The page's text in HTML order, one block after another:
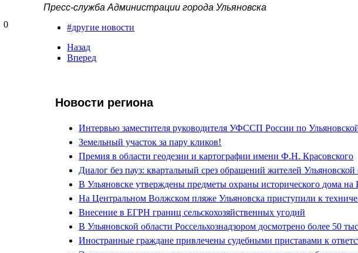
Пресс-служба Администрации города Ульяновска
0
#другие новости
Назад
Вперед
Новости региона
Интервью заместителя руководителя УФССП России по
Земельный участок за пару кликов!
Премия в области геодезии и картографии имени Ф.Н. Красовского
Диалог без пауз: квартальный срез обращений жителей Ульяновской
В Ульяновске утверждены предметы охраны исторического дома на
На Центральном Волжском пляже Ульяновска приступили к
Внесение в ЕГРН границ сельскохозяйственных угодий
В Ульяновской области Россельхознадзором досмотрено более 50
Иностранные граждане привлечены судебными приставами к